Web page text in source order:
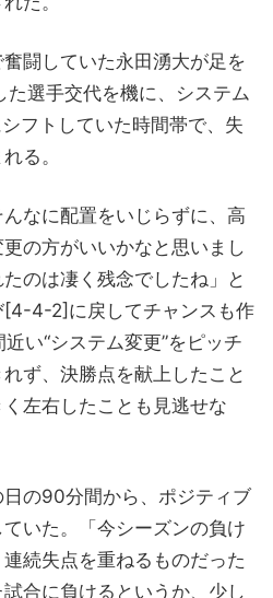
闘していた永田湧大が足を
選手交代を機に、システム
フトしていた時間帯で、失
る。
んなに配置をいじらずに、高
の方がいいかなと思いまし
のは凄く残念でしたね」と
[4-4-2]に戻してチャンスも作
い“システム変更”をピッチ
ず、決勝点を献上したこと
左右したことも見逃せな
の90分間から、ポジティブ
いた。「今シーズンの負け
続失点を重ねるものだった
合に負けるというか、少し